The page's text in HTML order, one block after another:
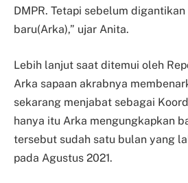
DMPR. Tetapi sebelum
baru(Arka),” ujar Anita.
Lebih lanjut saat ditemui oleh
Arka sapaan akrabnya
sekarang menjabat sebagai
hanya itu Arka mengungkapkan
tersebut sudah satu bulan yang
pada Agustus 2021.